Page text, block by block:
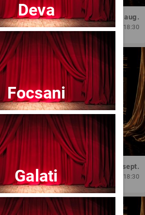
OPERA BRAȘOV ESTIVAL – ARMONII DE VARĂ - CVINTETUL VOCAL ANATOLY - CONCERT Dum, 30 aug.
18:30
OPERA BRAȘOV ESTIVAL – SEARĂ DE OPERĂ – CONCERT EXTRAORDINAR Sâm, 5 sept.
18:30
Deva
Focsani
Galati